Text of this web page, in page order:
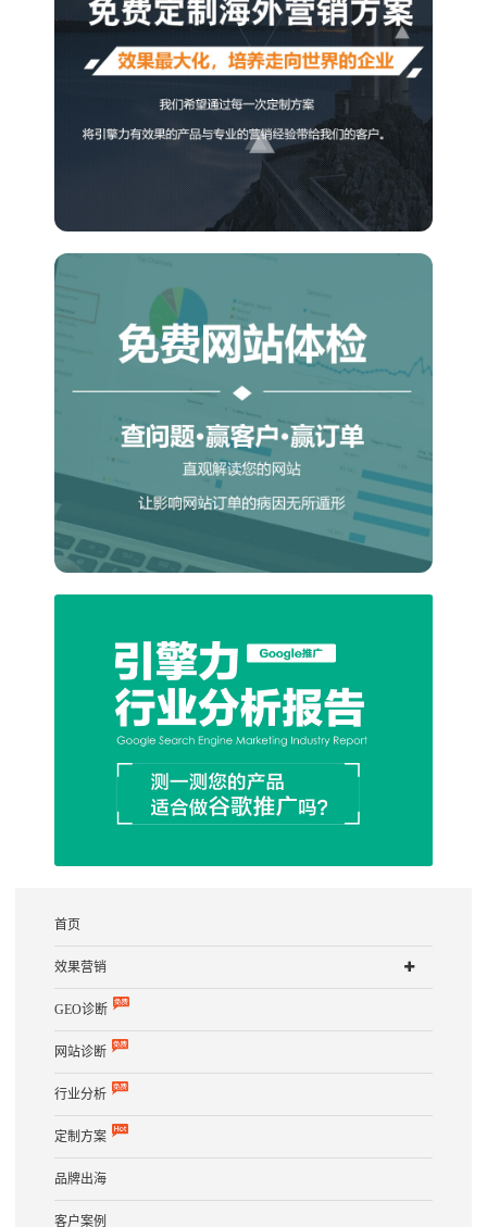
首页
效果营销
GEO诊断
网站诊断
行业分析
定制方案
品牌出海
客户案例